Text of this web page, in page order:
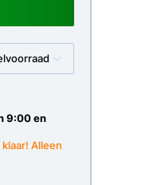
9:00 en
Alleen